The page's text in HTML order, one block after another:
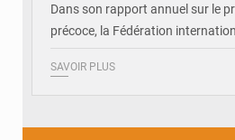
Dans son rapport annuel sur le
précoce, la Fédération
SAVOIR PLUS